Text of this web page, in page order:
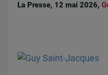
La Presse, 12 mai 2026,